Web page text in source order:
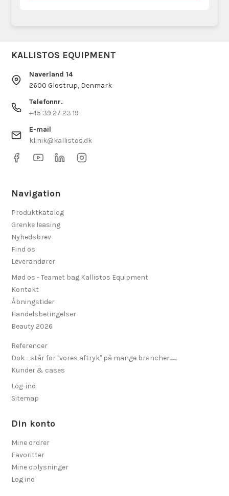
KALLISTOS EQUIPMENT
Naverland 14
2600 Glostrup, Denmark
Telefonnr.
+45 39 27 23 19
E-mail
klinik@kallistos.dk
Navigation
Produktkatalog
Grenke leasing
Nyhedsbrev
Find os
Leverandører
Mød os - Teamet bag Kallistos Equipment
Kontakt
Åbningstider
Handelsbetingelser
Beauty 2026
Referencer
Dok - står for "vores aftryk" på mange brancher.......
Kunder & cases
Log-ind
Sitemap
Din konto
Mine ordrer
Favoritter
Mine oplysninger
Log ind